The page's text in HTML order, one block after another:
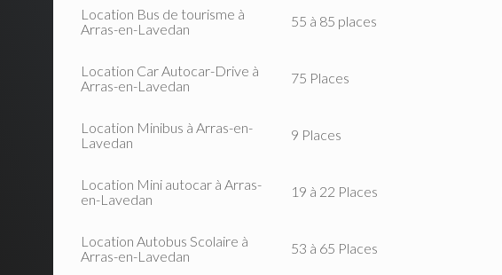
Location Bus de tourisme à
Arras-en-Lavedan
55 à 85 places
Location Car Autocar-Drive à
Arras-en-Lavedan
75 Places
Location Minibus à Arras-en-
Lavedan
9 Places
Location Mini autocar à Arras-
en-Lavedan
19 à 22 Places
Location Autobus Scolaire à
Arras-en-Lavedan
53 à 65 Places